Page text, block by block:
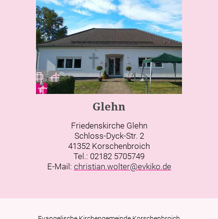
Glehn
Friedenskirche Glehn
Schloss-Dyck-Str. 2
41352 Korschenbroich
Tel.: 02182 5705749
E-Mail: christian.wolter@evkiko.de